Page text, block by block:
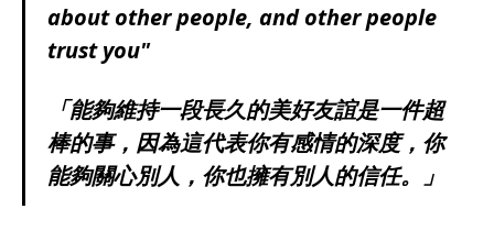
about other people, and other people
trust you"
「能夠維持一段長久的美好友誼是一件超
棒的事，因為這代表你有感情的深度，你
能夠關心別人，你也擁有別人的信任。」